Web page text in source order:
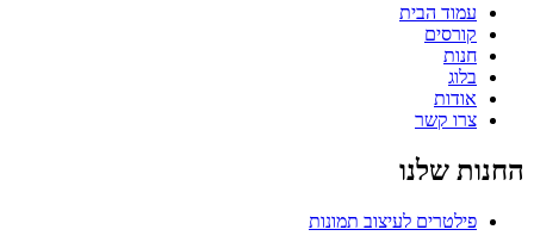
עמוד הבית
קורסים
חנות
בלוג
אודות
צרו קשר
החנות שלנו
פילטרים לעיצוב תמונות